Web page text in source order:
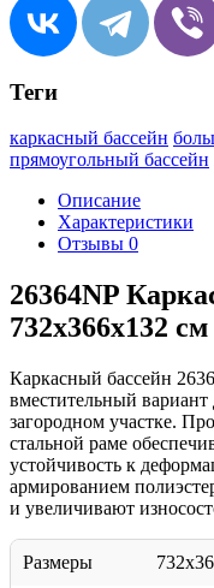
Теги
каркасный бассейн
прямоугольный бассейн
Описание
Характеристики
Отзывы 0
26364NP
732х366х132
Каркасный бассейн
вместительный вариант
загородном участке.
стальной раме
устойчивость к
армированием
и увеличивают
Размеры